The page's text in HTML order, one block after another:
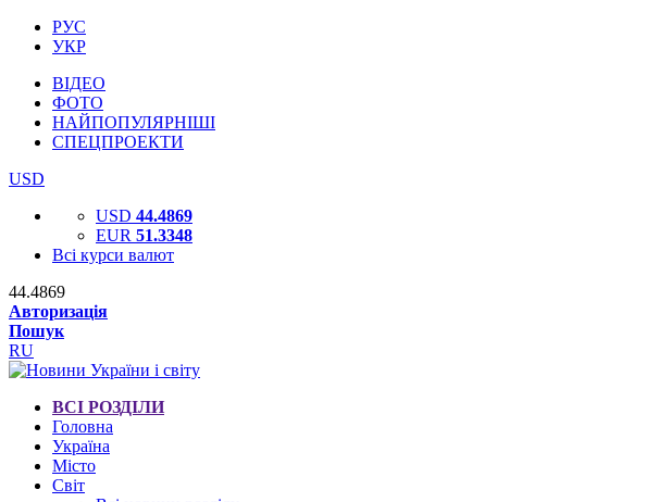
РУС
УКР
ВІДЕО
ФОТО
НАЙПОПУЛЯРНІШІ
СПЕЦПРОЕКТИ
USD
USD 44.4869
EUR 51.3348
Всі курси валют
44.4869
Авторизація
Пошук
RU
ВСІ РОЗДІЛИ
Головна
Україна
Місто
Світ